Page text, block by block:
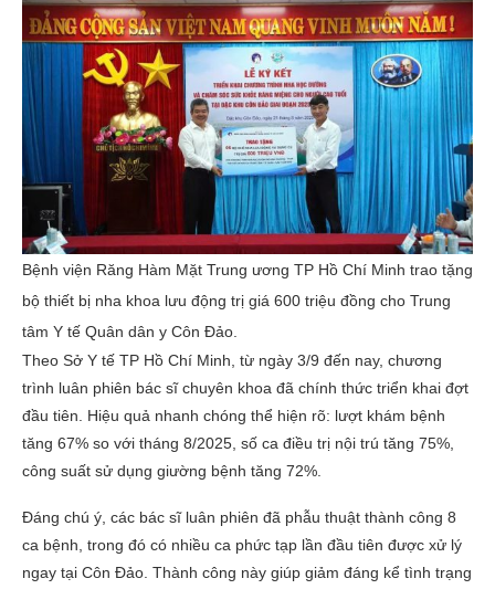
Bệnh viện Răng Hàm Mặt Trung ương TP Hồ Chí Minh trao tặng
bộ thiết bị nha khoa lưu động trị giá 600 triệu đồng cho Trung
tâm Y tế Quân dân y Côn Đảo.
Theo Sở Y tế TP Hồ Chí Minh, từ ngày 3/9 đến nay, chương
trình luân phiên bác sĩ chuyên khoa đã chính thức triển khai đợt
đầu tiên. Hiệu quả nhanh chóng thể hiện rõ: lượt khám bệnh
tăng 67% so với tháng 8/2025, số ca điều trị nội trú tăng 75%,
công suất sử dụng giường bệnh tăng 72%.
Đáng chú ý, các bác sĩ luân phiên đã phẫu thuật thành công 8
ca bệnh, trong đó có nhiều ca phức tạp lần đầu tiên được xử lý
ngay tại Côn Đảo. Thành công này giúp giảm đáng kể tình trạng